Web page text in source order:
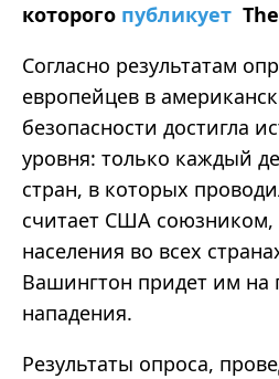
которого публикует
Согласно результатам
европейцев в
безопасности достигла
уровня: только каждый
стран, в которых
считает США союзником,
населения во всех
Вашингтон придет им на
нападения.
Результаты опроса,